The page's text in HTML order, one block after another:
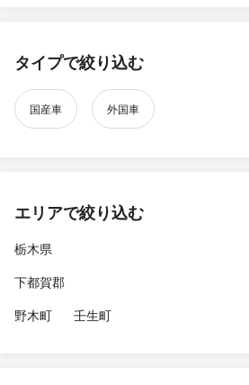
タイプで絞り込む
国産車 外国車
エリアで絞り込む
栃木県
下都賀郡
野木町
壬生町